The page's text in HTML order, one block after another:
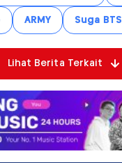
ARMY Suga BTS
Lihat Berita Terkait